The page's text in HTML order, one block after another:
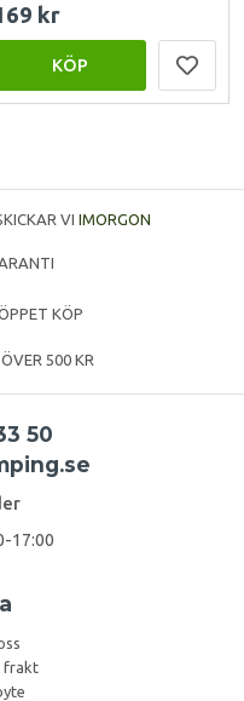
kr
KÖP
VI IMORGON
KÖP
500 KR
50
17:00
frakt